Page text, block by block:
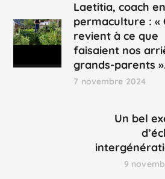
Laetitia, coach en
permaculture : «
revient à ce que
faisaient nos
grands-parents
7 novembre 2024
Un bel
9